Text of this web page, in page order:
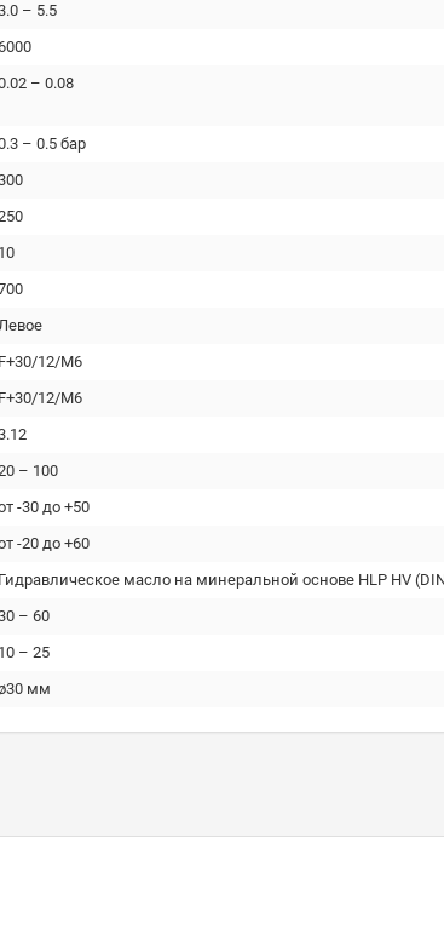
– 5.5
– 0.08
– 0.5 бар
10
F+30/12/M6
F+30/12/M6
– 100
-30 до +50
-20 до +60
Гидравлическое масло на минеральной основе HLP HV
– 60
10 – 25
мм